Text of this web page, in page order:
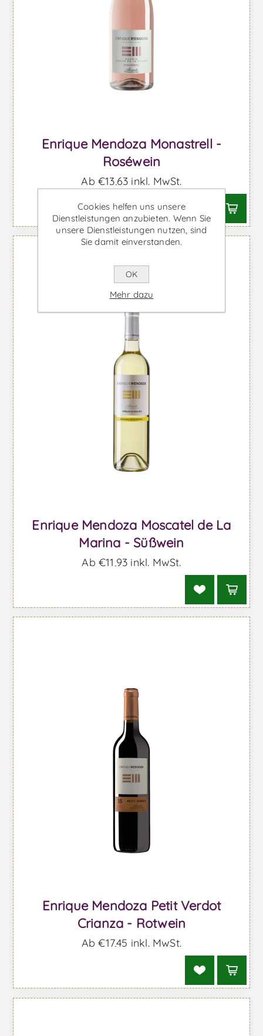
Enrique Mendoza Monastrell -
Roséwein
Ab €13,63 inkl. MwSt.
Enrique Mendoza Moscatel de La
Marina - Süßwein
Ab €11,93 inkl. MwSt.
Enrique Mendoza Petit Verdot
Crianza - Rotwein
Ab €17,45 inkl. MwSt.
Cookies helfen uns unsere
Dienstleistungen anzubieten. Wenn Sie
unsere Dienstleistungen nutzen, sind
Sie damit einverstanden.
OK
Mehr dazu